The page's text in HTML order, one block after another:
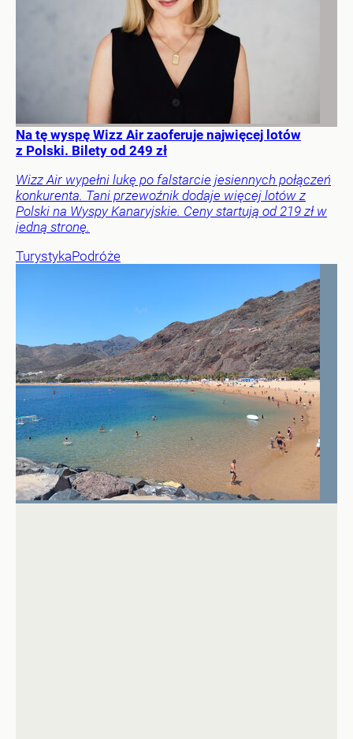
Na tę wyspę Wizz Air zaoferuje najwięcej lotów
z Polski. Bilety od 249 zł
Wizz Air wypełni lukę po falstarcie jesiennych połączeń
konkurenta. Tani przewoźnik dodaje więcej lotów z
Polski na Wyspy Kanaryjskie. Ceny startują od 219 zł w
jedną stronę.
TurystykaPodróże